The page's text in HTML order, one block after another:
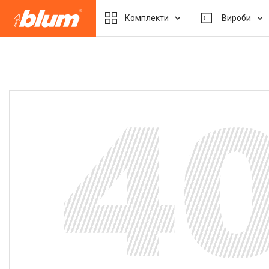
Комплекти Вироби